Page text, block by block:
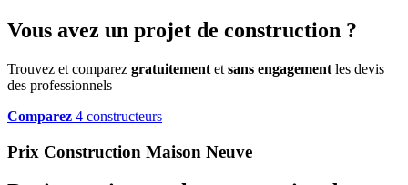
Vous avez un projet de construction ?
Trouvez et comparez gratuitement et sans engagement les devis
des professionnels
Comparez 4 constructeurs
Prix Construction Maison Neuve